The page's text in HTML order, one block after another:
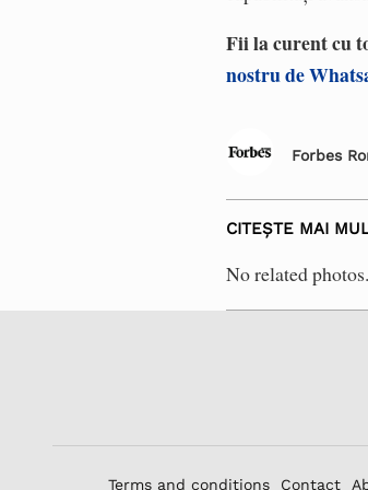
Fii la curent cu
nostru de
Forbes
CITEȘTE MAI
No related photos.
Terms and conditions Contact